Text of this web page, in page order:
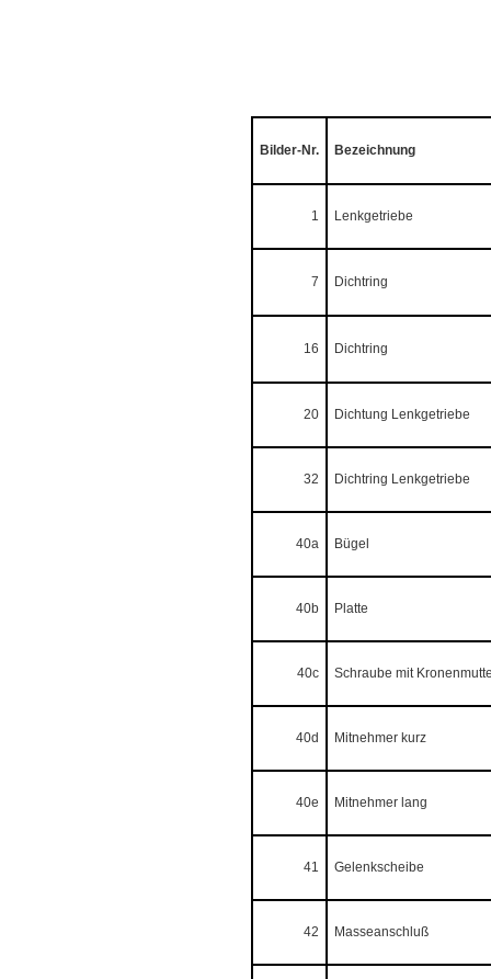
Bilder-Nr. Bezeichnung
1 Lenkgetriebe
7 Dichtring
16 Dichtring
20 Dichtung Lenkgetriebe
32 Dichtring Lenkgetriebe
40a Bügel
40b Platte
40c Schraube mit
40d Mitnehmer kurz
40e Mitnehmer lang
41 Gelenkscheibe
42 Masseanschluß